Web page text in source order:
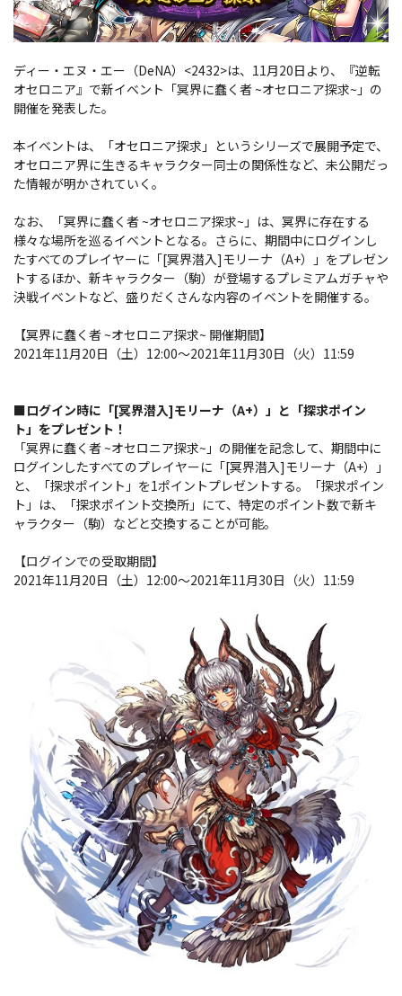
ディー・エヌ・エー（DeNA）<2432>は、11月20日より、『逆転
オセロニア』で新イベント「冥界に蠢く者 ~オセロニア探求~」の
開催を発表した。
本イベントは、「オセロニア探求」というシリーズで展開予定で、
オセロニア界に生きるキャラクター同士の関係性など、未公開だっ
た情報が明かされていく。
なお、「冥界に蠢く者 ~オセロニア探求~」は、冥界に存在する
様々な場所を巡るイベントとなる。さらに、期間中にログインし
たすべてのプレイヤーに「[冥界潜入]モリーナ（A+）」をプレゼン
トするほか、新キャラクター（駒）が登場するプレミアムガチャや
決戦イベントなど、盛りだくさんな内容のイベントを開催する。
【冥界に蠢く者 ~オセロニア探求~ 開催期間】
2021年11月20日（土）12:00〜2021年11月30日（火）11:59
■ログイン時に「[冥界潜入]モリーナ（A+）」と「探求ポイン
ト」をプレゼント！
「冥界に蠢く者 ~オセロニア探求~」の開催を記念して、期間中に
ログインしたすべてのプレイヤーに「[冥界潜入]モリーナ（A+）」
と、「探求ポイント」を1ポイントプレゼントする。「探求ポイン
ト」は、「探求ポイント交換所」にて、特定のポイント数で新キ
ャラクター（駒）などと交換することが可能。
【ログインでの受取期間】
2021年11月20日（土）12:00〜2021年11月30日（火）11:59